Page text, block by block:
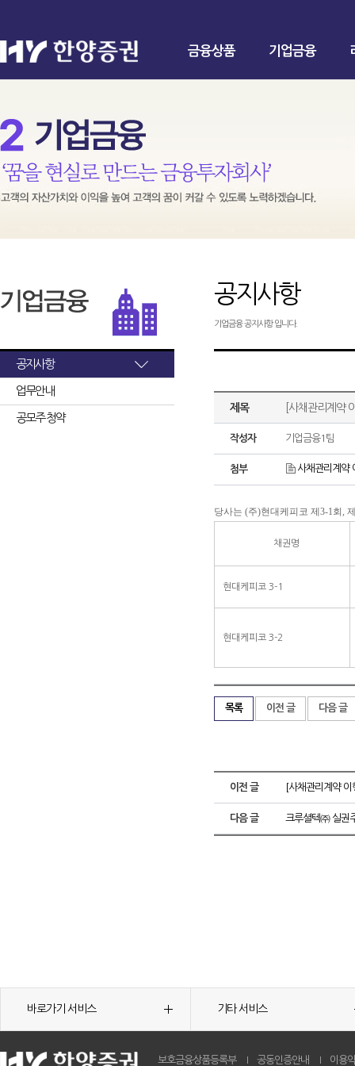
금융상품 기업금융
공지사항
업무안내
공모주 청약
공지사항
기업금융 공지사항 입니다.
제목 [사채관리계약
작성자 기업금융1팀
첨부 사채관리계약
당사는 (주)현대케피코 제3-1회,
채권명
현대케피코 3-1
현대케피코 3-2
목록 이전 글 다음 글
이전 글 [사채관리계약
다음 글 크루셜텍㈜ 실권
바로가기 서비스 기타 서비스
보호금융상품등록부 공동인증안내 이용